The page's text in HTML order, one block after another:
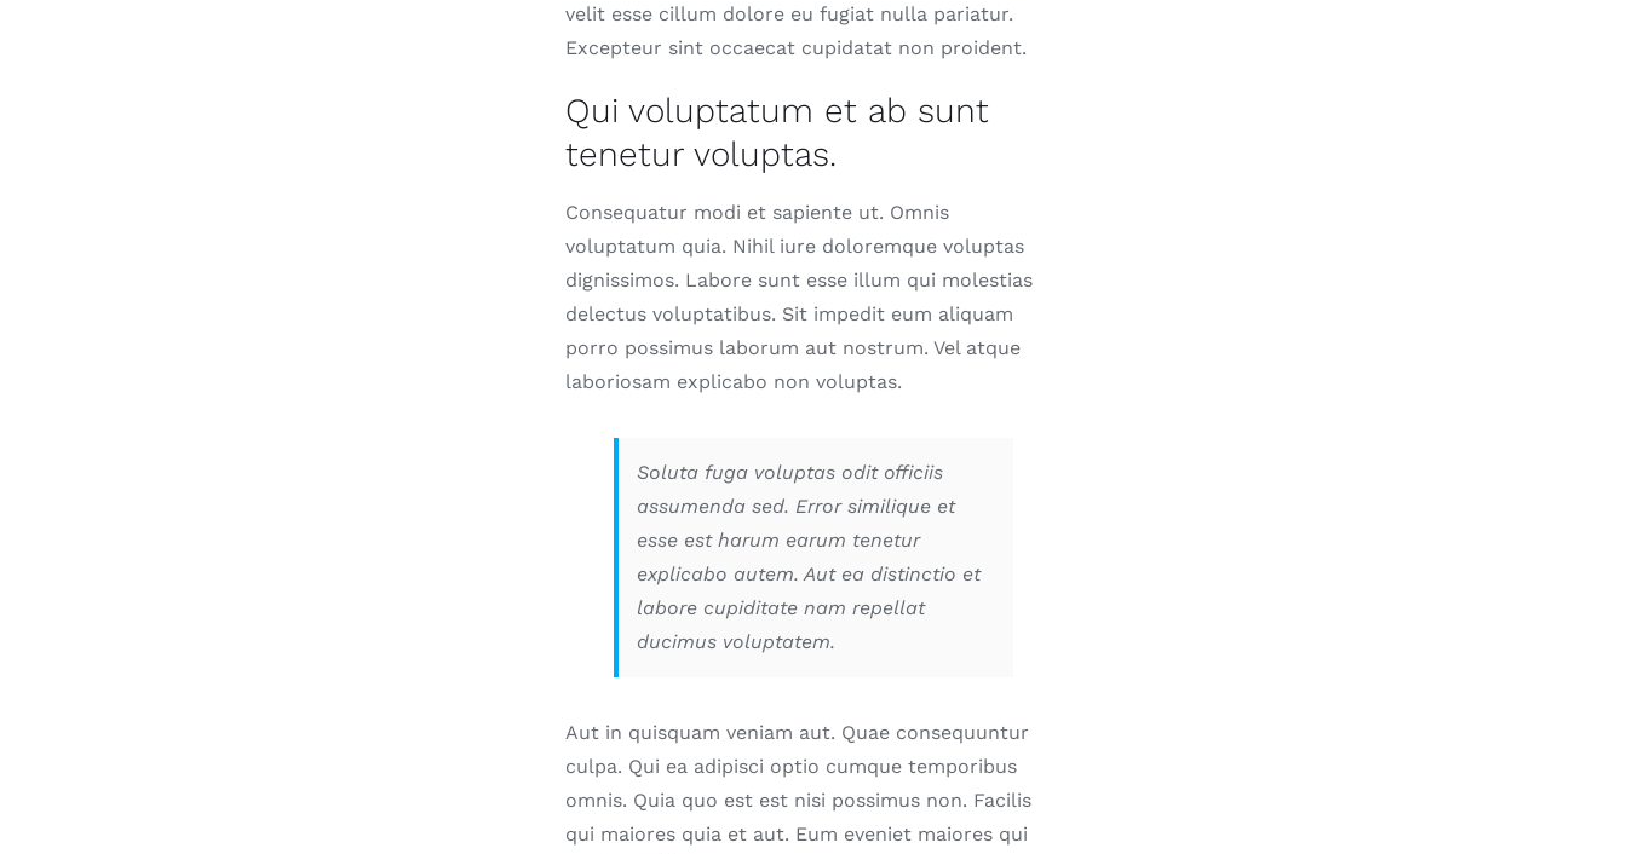
velit esse cillum dolore eu fugiat nulla pariatur.
Excepteur sint occaecat cupidatat non proident.
Qui voluptatum et ab sunt
tenetur voluptas.
Consequatur modi et sapiente ut. Omnis
voluptatum quia. Nihil iure doloremque voluptas
dignissimos. Labore sunt esse illum qui molestias
delectus voluptatibus. Sit impedit eum aliquam
porro possimus laborum aut nostrum. Vel atque
laboriosam explicabo non voluptas.
Soluta fuga voluptas odit officiis
assumenda sed. Error similique et
esse est harum earum tenetur
explicabo autem. Aut ea distinctio et
labore cupiditate nam repellat
ducimus voluptatem.
Aut in quisquam veniam aut. Quae consequuntur
culpa. Qui ea adipisci optio cumque temporibus
omnis. Quia quo est est nisi possimus non. Facilis
qui maiores quia et aut. Eum eveniet maiores qui